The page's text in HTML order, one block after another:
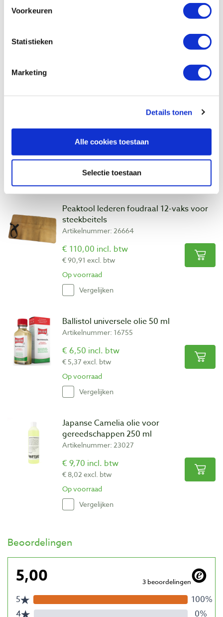
Voorkeuren
Statistieken
Marketing
Details tonen
Alle cookies toestaan
Selectie toestaan
Peaktool lederen foudraal 8-vaks voor
€ 71,30 incl. btw
€ 58,93 excl. btw
Op voorraad
Vergelijken
Peaktool lederen foudraal 12-vaks voor
steekbeitels
Artikelnummer: 26664
€ 110,00 incl. btw
€ 90,91 excl. btw
Op voorraad
Vergelijken
Ballistol universele olie 50 ml
Artikelnummer: 16755
€ 6,50 incl. btw
€ 5,37 excl. btw
Op voorraad
Vergelijken
Japanse Camelia olie voor
gereedschappen 250 ml
Artikelnummer: 23027
€ 9,70 incl. btw
€ 8,02 excl. btw
Op voorraad
Vergelijken
Beoordelingen